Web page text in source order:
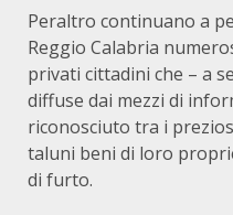
Peraltro continuano a
Reggio Calabria
privati cittadini che – a
diffuse dai mezzi di
riconosciuto tra i
taluni beni di loro
di furto.